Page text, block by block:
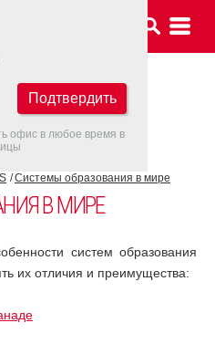
Системы образования в мире
В МИРЕ
систем образования
их отличия и преимущества:
Подтвердить
офис в любое время в